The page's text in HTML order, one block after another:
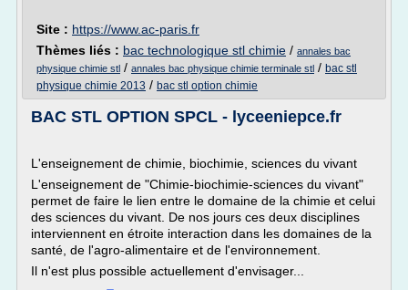
Site : https://www.ac-paris.fr
Thèmes liés : bac technologique stl chimie / annales bac
physique chimie stl / annales bac physique chimie terminale stl / bac stl
physique chimie 2013 / bac stl option chimie
BAC STL OPTION SPCL - lyceeniepce.fr
L'enseignement de chimie, biochimie, sciences du vivant
L'enseignement de "Chimie-biochimie-sciences du vivant"
permet de faire le lien entre le domaine de la chimie et celui
des sciences du vivant. De nos jours ces deux disciplines
interviennent en étroite interaction dans les domaines de la
santé, de l'agro-alimentaire et de l'environnement.
Il n'est plus possible actuellement d'envisager...